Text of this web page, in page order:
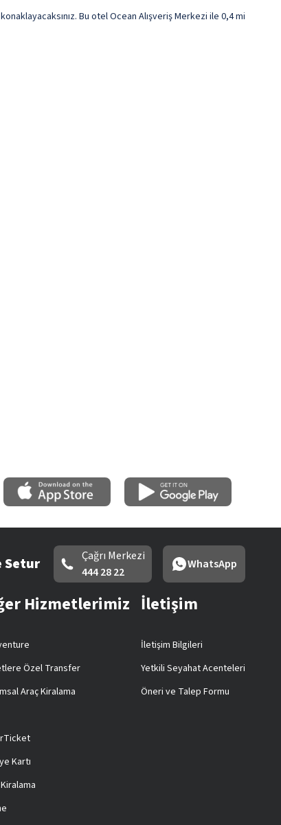
Bu otel Ocean Alışveriş Merkezi ile 0,4 mi
Setur
Çağrı Merkezi
444 28 22
WhatsApp
Hizmetlerimiz
Özel Transfer
Araç Kiralama
Kartı
İletişim
İletişim Bilgileri
Yetkili Seyahat Acenteleri
Öneri ve Talep Formu